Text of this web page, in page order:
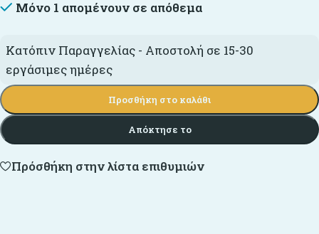
Μόνο 1 απομένουν σε απόθεμα
Κατόπιν Παραγγελίας - Αποστολή σε 15-30
εργάσιμες ημέρες
Προσθήκη στο καλάθι
Απόκτησε το
Πρόσθήκη στην λίστα επιθυμιών